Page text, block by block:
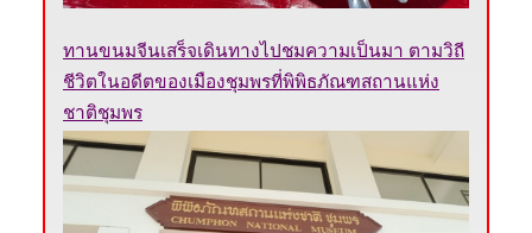
ทานขนมจีนเสร็จเดินทางไปชมความเป็นมา ตามวิถี
ชีวิตในอดีตของเมืองชุมพรที่พิพิธภัณฑสถานแห่ง
ชาติชุมพร